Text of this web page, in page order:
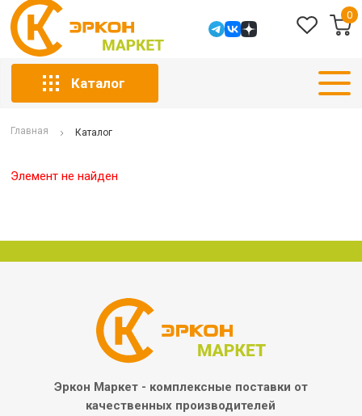
0
Каталог
Главная Каталог
Элемент не найден
Эркон Маркет - комплексные поставки от
качественных производителей